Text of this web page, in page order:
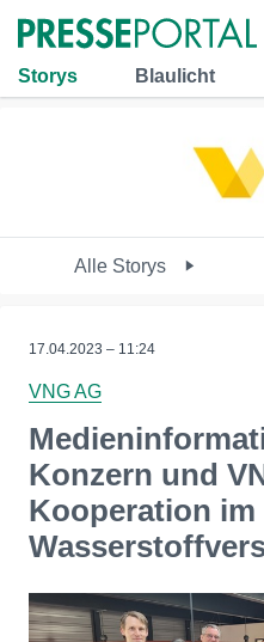
Storys Blaulicht
Alle Storys
17.04.2023 – 11:24
VNG AG
Konzern und
Kooperation im